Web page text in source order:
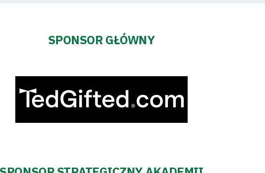
SPONSOR GŁÓWNY